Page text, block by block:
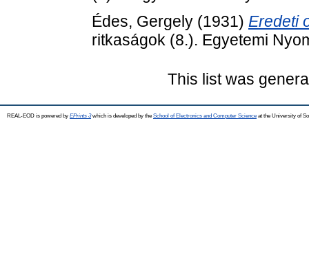
Édes, Gergely (1931) Eredeti
ritkaságok (8.). Egyetemi
This list was
REAL-EOD is powered by EPrints 3which is developed by the School of Electronics and Computer Science at the University of